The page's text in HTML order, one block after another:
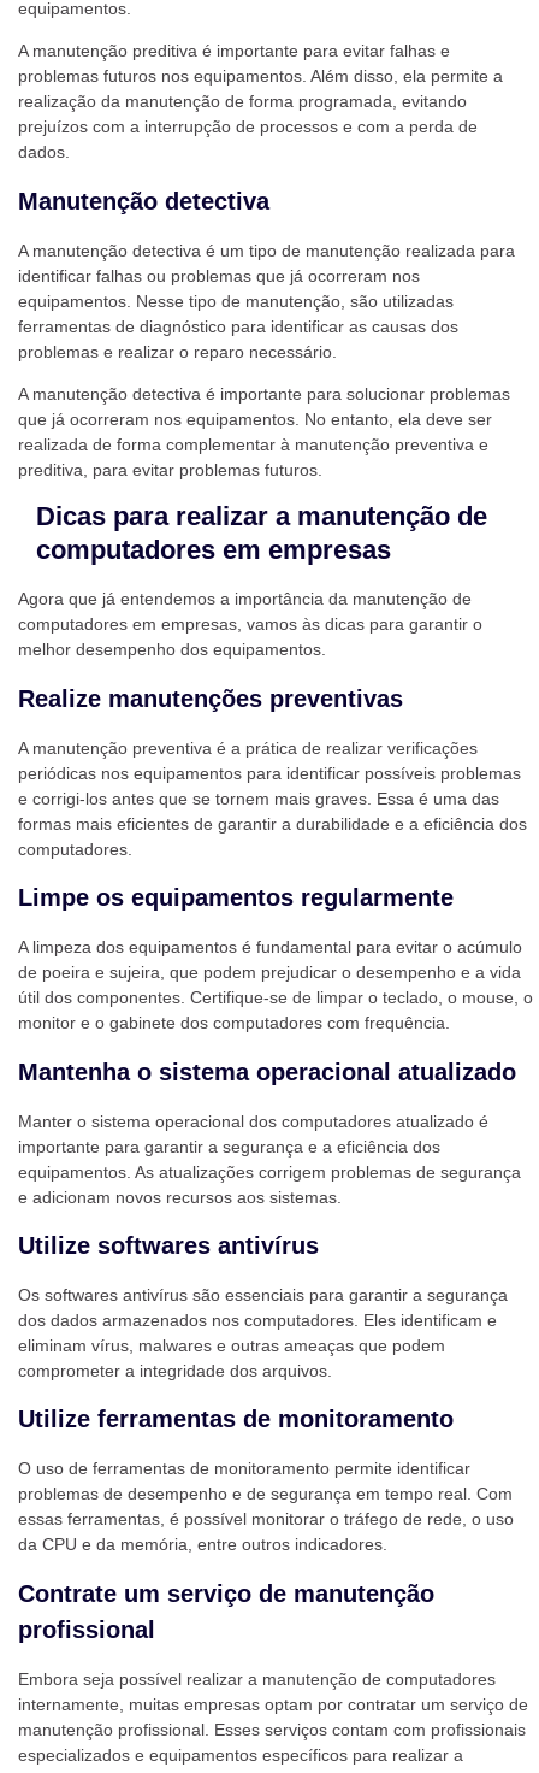
equipamentos.
A manutenção preditiva é importante para evitar falhas e
problemas futuros nos equipamentos. Além disso, ela permite a
realização da manutenção de forma programada, evitando
prejuízos com a interrupção de processos e com a perda de
dados.
Manutenção detectiva
A manutenção detectiva é um tipo de manutenção realizada para
identificar falhas ou problemas que já ocorreram nos
equipamentos. Nesse tipo de manutenção, são utilizadas
ferramentas de diagnóstico para identificar as causas dos
problemas e realizar o reparo necessário.
A manutenção detectiva é importante para solucionar problemas
que já ocorreram nos equipamentos. No entanto, ela deve ser
realizada de forma complementar à manutenção preventiva e
preditiva, para evitar problemas futuros.
Dicas para realizar a manutenção de
computadores em empresas
Agora que já entendemos a importância da manutenção de
computadores em empresas, vamos às dicas para garantir o
melhor desempenho dos equipamentos.
Realize manutenções preventivas
A manutenção preventiva é a prática de realizar verificações
periódicas nos equipamentos para identificar possíveis problemas
e corrigi-los antes que se tornem mais graves. Essa é uma das
formas mais eficientes de garantir a durabilidade e a eficiência dos
computadores.
Limpe os equipamentos regularmente
A limpeza dos equipamentos é fundamental para evitar o acúmulo
de poeira e sujeira, que podem prejudicar o desempenho e a vida
útil dos componentes. Certifique-se de limpar o teclado, o mouse, o
monitor e o gabinete dos computadores com frequência.
Mantenha o sistema operacional atualizado
Manter o sistema operacional dos computadores atualizado é
importante para garantir a segurança e a eficiência dos
equipamentos. As atualizações corrigem problemas de segurança
e adicionam novos recursos aos sistemas.
Utilize softwares antivírus
Os softwares antivírus são essenciais para garantir a segurança
dos dados armazenados nos computadores. Eles identificam e
eliminam vírus, malwares e outras ameaças que podem
comprometer a integridade dos arquivos.
Utilize ferramentas de monitoramento
O uso de ferramentas de monitoramento permite identificar
problemas de desempenho e de segurança em tempo real. Com
essas ferramentas, é possível monitorar o tráfego de rede, o uso
da CPU e da memória, entre outros indicadores.
Contrate um serviço de manutenção
profissional
Embora seja possível realizar a manutenção de computadores
internamente, muitas empresas optam por contratar um serviço de
manutenção profissional. Esses serviços contam com profissionais
especializados e equipamentos específicos para realizar a